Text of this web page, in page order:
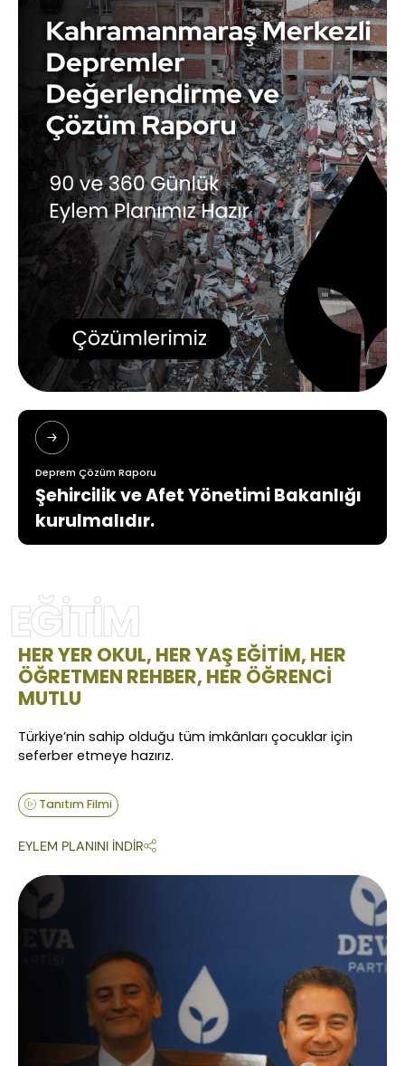
Deprem Çözüm Raporu
Şehircilik ve Afet Yönetimi Bakanlığı
kurulmalıdır.
EĞİTİM
HER YER OKUL, HER YAŞ EĞİTİM, HER
ÖĞRETMEN REHBER, HER ÖĞRENCİ
MUTLU
Türkiye’nin sahip olduğu tüm imkânları çocuklar için
seferber etmeye hazırız.
Tanıtım Filmi
EYLEM PLANINI İNDİR